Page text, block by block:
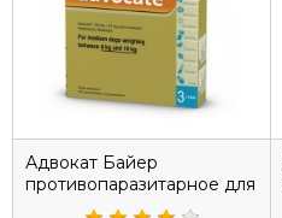
Адвокат Байер
противопаразитарное для
собак 4-10 кг, 1 пипетка